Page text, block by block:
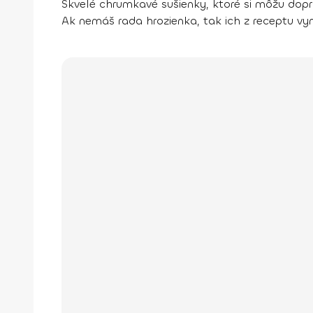
Skvelé chrumkavé sušienky, ktoré si môžu
Ak nemáš rada hrozienka, tak ich z receptu